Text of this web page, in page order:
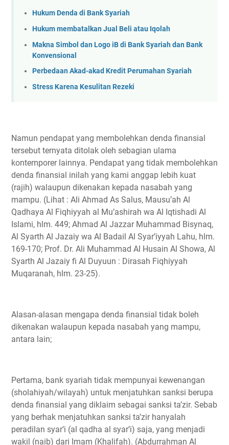
Hukum Denda di Bank Syariah
Hukum membatalkan Jual Beli atau Iqolah
Makna Simbol dan Logo iB di Bank Syariah dan Bank
Konvensional
Perbedaan Akad-akad Kredit Perumahan Syariah
Stress Karena Kesulitan Rezeki
Namun pendapat yang membolehkan denda finansial
tersebut ternyata ditolak oleh sebagian ulama
kontemporer lainnya. Pendapat yang tidak membolehkan
denda finansial inilah yang kami anggap lebih kuat
(rajih) walaupun dikenakan kepada nasabah yang
mampu. (Lihat : Ali Ahmad As Salus, Mausu’ah Al
Qadhaya Al Fiqhiyyah al Mu’ashirah wa Al Iqtishadi Al
Islami, hlm. 449; Ahmad Al Jazzar Muhammad Bisynaq,
Al Syarth Al Jazaiy wa Al Badail Al Syar’iyyah Lahu, hlm.
169-170; Prof. Dr. Ali Muhammad Al Husain Al Showa, Al
Syarth Al Jazaiy fi Al Duyuun : Dirasah Fiqhiyyah
Muqaranah, hlm. 23-25).
Alasan-alasan mengapa denda finansial tidak boleh
dikenakan walaupun kepada nasabah yang mampu,
antara lain;
Pertama, bank syariah tidak mempunyai kewenangan
(sholahiyah/wilayah) untuk menjatuhkan sanksi berupa
denda finansial yang diklaim sebagai sanksi ta’zir. Sebab
yang berhak menjatuhkan sanksi ta’zir hanyalah
peradilan syar’i (al qadha al syar’i) saja, yang menjadi
wakil (naib) dari Imam (Khalifah). (Abdurrahman Al